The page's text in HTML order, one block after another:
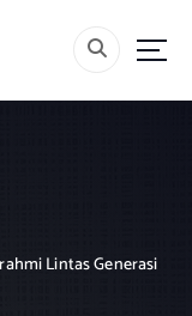
Lintas Generasi